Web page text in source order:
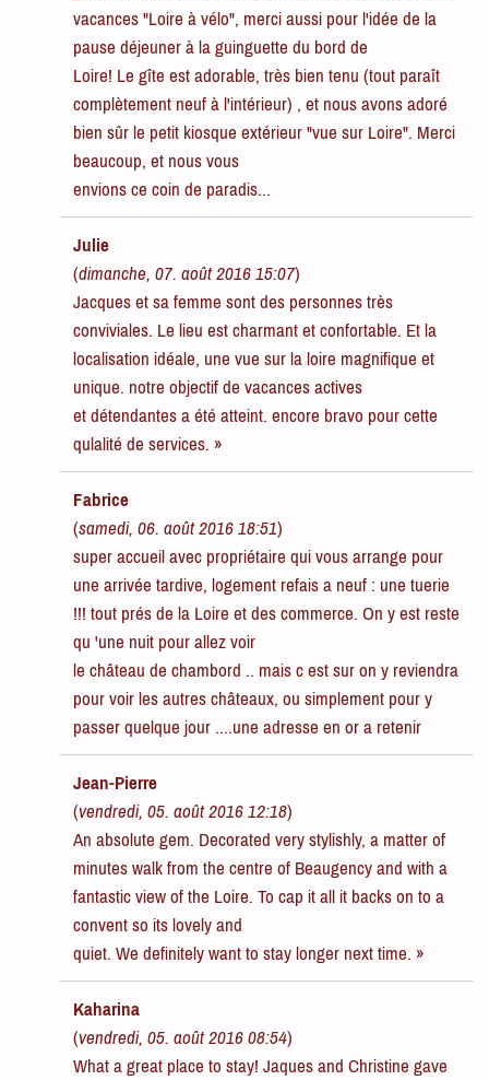
vacances "Loire à vélo", merci aussi pour l'idée de la
pause déjeuner à la guinguette du bord de
Loire! Le gîte est adorable, très bien tenu (tout paraît
complètement neuf à l'intérieur) , et nous avons adoré
bien sûr le petit kiosque extérieur "vue sur Loire". Merci
beaucoup, et nous vous
envions ce coin de paradis...
Julie
(dimanche, 07. août 2016 15:07)
Jacques et sa femme sont des personnes très
conviviales. Le lieu est charmant et confortable. Et la
localisation idéale, une vue sur la loire magnifique et
unique. notre objectif de vacances actives
et détendantes a été atteint. encore bravo pour cette
qulalité de services. »
Fabrice
(samedi, 06. août 2016 18:51)
super accueil avec propriétaire qui vous arrange pour
une arrivée tardive, logement refais a neuf : une tuerie
!!! tout prés de la Loire et des commerce. On y est reste
qu 'une nuit pour allez voir
le château de chambord .. mais c est sur on y reviendra
pour voir les autres châteaux, ou simplement pour y
passer quelque jour ....une adresse en or a retenir
Jean-Pierre
(vendredi, 05. août 2016 12:18)
An absolute gem. Decorated very stylishly, a matter of
minutes walk from the centre of Beaugency and with a
fantastic view of the Loire. To cap it all it backs on to a
convent so its lovely and
quiet. We definitely want to stay longer next time. »
Kaharina
(vendredi, 05. août 2016 08:54)
What a great place to stay! Jaques and Christine gave